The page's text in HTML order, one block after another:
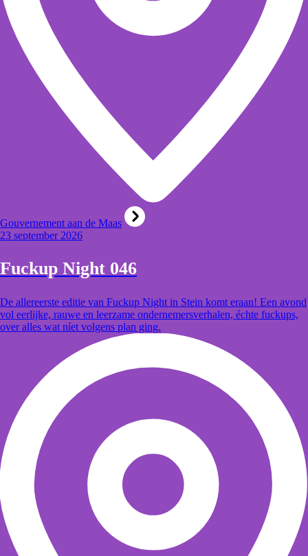
Gouvernement aan de Maas
23 september 2026
Fuckup Night 046
De allereerste editie van Fuckup Night in Stein komt eraan! Een avond
vol eerlijke, rauwe en leerzame ondernemersverhalen, échte fuckups,
over alles wat níet volgens plan ging.